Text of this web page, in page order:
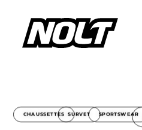
CHAUSSETTES SURVET SPORTSWEAR